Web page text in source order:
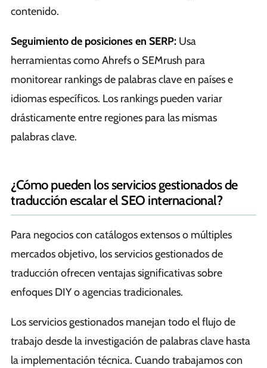
contenido.
Seguimiento de posiciones en SERP: Usa
herramientas como Ahrefs o SEMrush para
monitorear rankings de palabras clave en países e
idiomas específicos. Los rankings pueden variar
drásticamente entre regiones para las mismas
palabras clave.
¿Cómo pueden los servicios gestionados de
traducción escalar el SEO internacional?
Para negocios con catálogos extensos o múltiples
mercados objetivo, los servicios gestionados de
traducción ofrecen ventajas significativas sobre
enfoques DIY o agencias tradicionales.
Los servicios gestionados manejan todo el flujo de
trabajo desde la investigación de palabras clave hasta
la implementación técnica. Cuando trabajamos con